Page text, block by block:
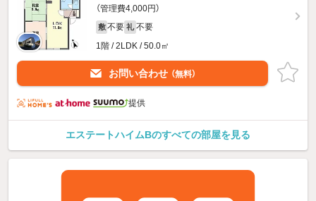
（管理費4,000円）
敷 不要 礼 不要
1階 / 2LDK / 50.0㎡
お問い合わせ （無料）
提供
エステートハイムBのすべての部屋を見る